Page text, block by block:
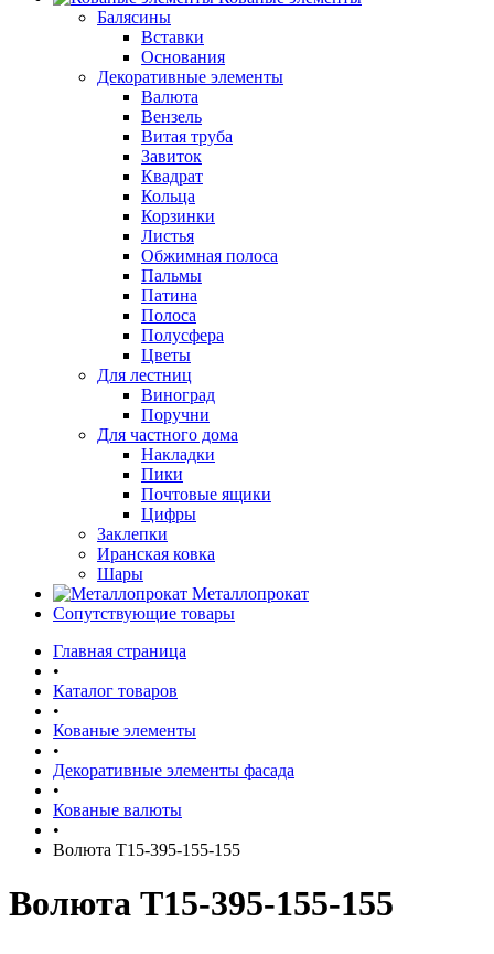
Балясины
Вставки
Основания
Декоративные элементы
Валюта
Вензель
Витая труба
Завиток
Квадрат
Кольца
Корзинки
Листья
Обжимная полоса
Пальмы
Патина
Полоса
Полусфера
Цветы
Для лестниц
Виноград
Поручни
Для частного дома
Накладки
Пики
Почтовые ящики
Цифры
Заклепки
Иранская ковка
Шары
Металлопрокат
Сопутствующие товары
Главная страница
•
Каталог товаров
•
Кованые элементы
•
Декоративные элементы фасада
•
Кованые валюты
•
Волюта Т15-395-155-155
Волюта Т15-395-155-155